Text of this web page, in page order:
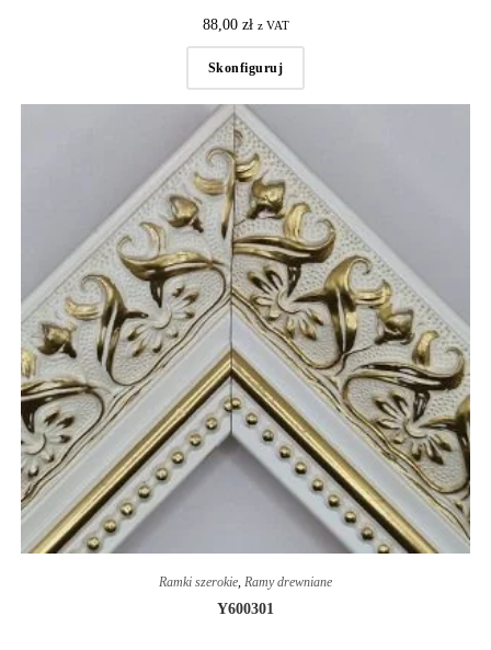
88,00 zł z VAT
Skonfiguruj
Ramki szerokie, Ramy drewniane
Y600301